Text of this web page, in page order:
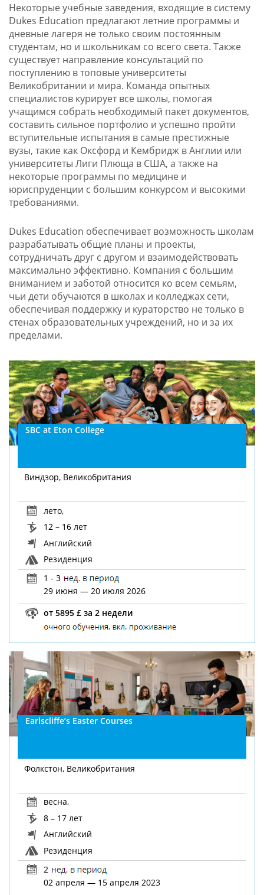
Некоторые учебные заведения, входящие в систему
Dukes Education предлагают летние программы и
дневные лагеря не только своим постоянным
студентам, но и школьникам со всего света. Также
существует направление консультаций по
поступлению в топовые университеты
Великобритании и мира. Команда опытных
специалистов курирует все школы, помогая
учащимся собрать необходимый пакет документов,
составить сильное портфолио и успешно пройти
вступительные испытания в самые престижные
вузы, такие как Оксфорд и Кембридж в Англии или
университеты Лиги Плюща в США, а также на
некоторые программы по медицине и
юриспруденции с большим конкурсом и высокими
требованиями.
Dukes Education обеспечивает возможность школам
разрабатывать общие планы и проекты,
сотрудничать друг с другом и взаимодействовать
максимально эффективно. Компания с большим
вниманием и заботой относится ко всем семьям,
чьи дети обучаются в школах и колледжах сети,
обеспечивая поддержку и кураторство не только в
стенах образовательных учреждений, но и за их
пределами.
SBC at Eton College
Виндзор, Великобритания
лето,
12 – 16 лет
Английский
Резиденция
1 - 3
29 июня — 20 июля 2026
от 5895 £ за 2 недели
Earlscliffe’s Easter Courses
Фолкстон, Великобритания
весна,
8 – 17 лет
Английский
Резиденция
2
02 апреля — 15 апреля 2023